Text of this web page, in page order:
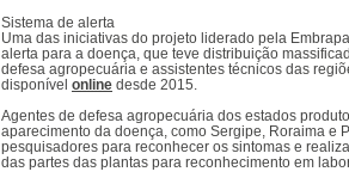
Sistema de alerta
Uma das iniciativas do projeto liderado pela
alerta para a doença, que teve distribuição
defesa agropecuária e assistentes técnicos das
disponível online desde 2015.
Agentes de defesa agropecuária dos estados
aparecimento da doença, como Sergipe, Roraima e
pesquisadores para reconhecer os sintomas e
das partes das plantas para reconhecimento em